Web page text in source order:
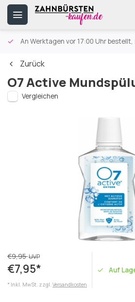
An Werktagen vor 17:00 Uhr
Zurück
O7 Active
Vergleichen
€9,95UVP
€7,95*
* Inkl. MwSt. zzgl. Versandkosten
Auf